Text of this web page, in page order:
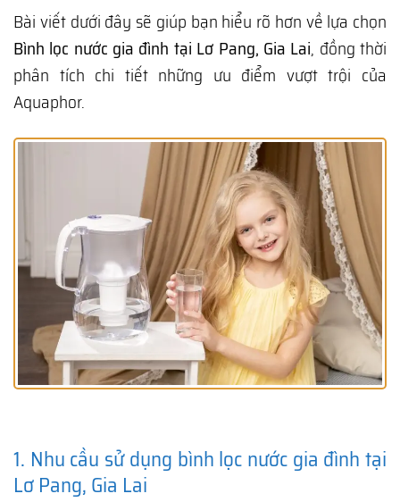
Bài viết dưới đây sẽ giúp bạn hiểu rõ hơn về lựa chọn
Bình lọc nước gia đình tại Lơ Pang, Gia Lai, đồng thời
phân tích chi tiết những ưu điểm vượt trội của
Aquaphor.
1. Nhu cầu sử dụng bình lọc nước gia đình tại
Lơ Pang, Gia Lai